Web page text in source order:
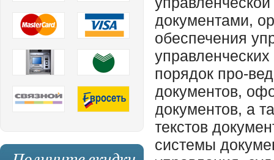
документами,
обеспечения
порядок про-
документов,
документов, а
текстов
системы